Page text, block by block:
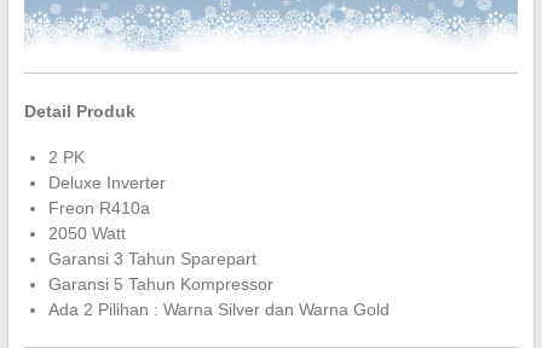
Detail Produk
2 PK
Deluxe Inverter
Freon R410a
2050 Watt
Garansi 3 Tahun Sparepart
Garansi 5 Tahun Kompressor
Ada 2 Pilihan : Warna Silver dan Warna Gold